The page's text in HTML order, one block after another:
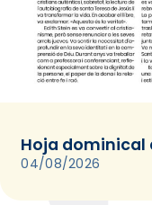
Hoja dominical
04/08/2026